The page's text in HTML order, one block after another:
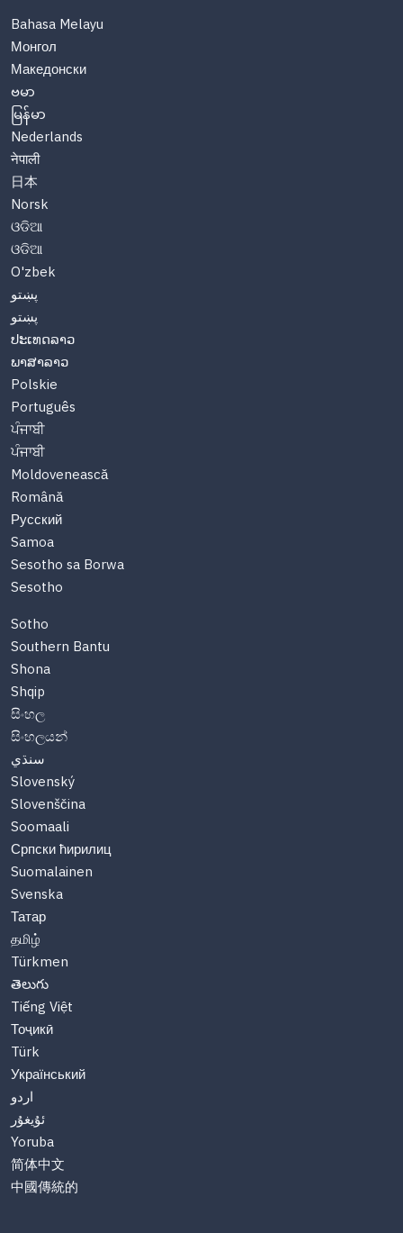
Bahasa Melayu
Монгол
Македонски
ဗမာ
မြန်မာ
Nederlands
नेपाली
日本
Norsk
ଓଡିଆ
ଓଡିଆ
O'zbek
پښتو
پښتو
ປະເທດລາວ
ພາສາລາວ
Polskie
Português
ਪੰਜਾਬੀ
ਪੰਜਾਬੀ
Moldovenească
Română
Русский
Samoa
Sesotho sa Borwa
Sesotho
Sotho
Southern Bantu
Shona
Shqip
සිංහල
සිංහලයන්
سنڌي
Slovenský
Slovenščina
Soomaali
Српски ћирилиц
Suomalainen
Svenska
Татар
தமிழ்
Türkmen
తెలుగు
Tiếng Việt
Тоҷикӣ
Türk
Український
اردو
ئۇيغۇر
Yoruba
简体中文
中國傳統的